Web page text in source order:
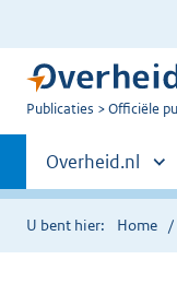
U
Publicaties Officiële
Primaire
navigatie
Andere
sites
binnen
Overheid.nl
U bent hier: Home